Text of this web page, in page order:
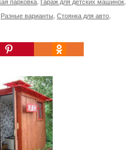
Разные варианты Стоянка для авто